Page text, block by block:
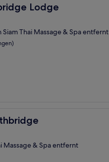
Lodge
Thai Massage & Spa entfernt
Massage & Spa entfernt